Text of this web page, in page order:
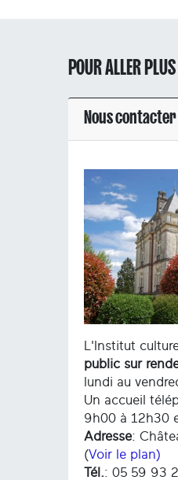
POUR ALLER
Nous contacter
L'Institut
public sur
lundi au
Un accueil
9h00 à 12h30
Adresse:
(Voir le plan)
Tél.: 05 59 93